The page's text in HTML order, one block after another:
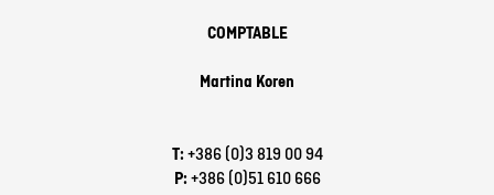
COMPTABLE
Martina Koren
T:+386 (0)3 819 00 94
P:+386 (0)51 610 666